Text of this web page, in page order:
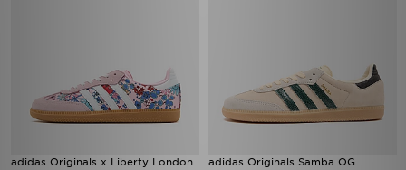
adidas Originals x Liberty London
adidas Originals Samba OG